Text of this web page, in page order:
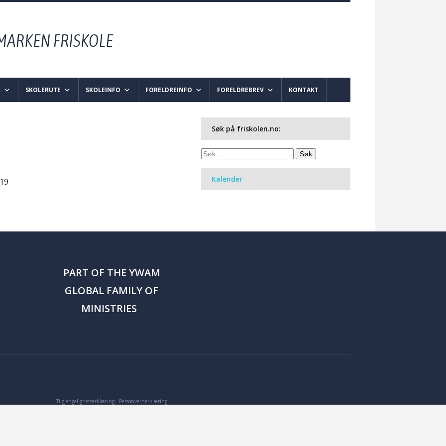
SKOLERUTE SKOLEINFO FORELDREINFO FORELDREBREV KONTAKT
Søk på friskolen.no:
Søk
etter:
Kalender
PART OF THE YWAM
GLOBAL FAMILY OF
MINISTRIES
Tilgjengelighetserklæring- Personvernerklæring